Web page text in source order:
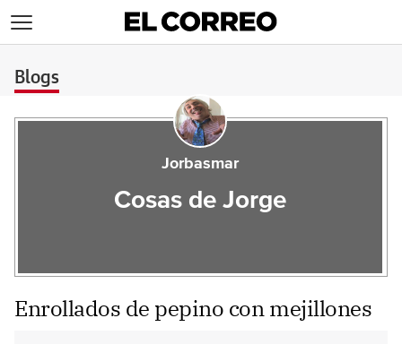
Blogs
Jorbasmar
Cosas de Jorge
Enrollados de pepino con mejillones